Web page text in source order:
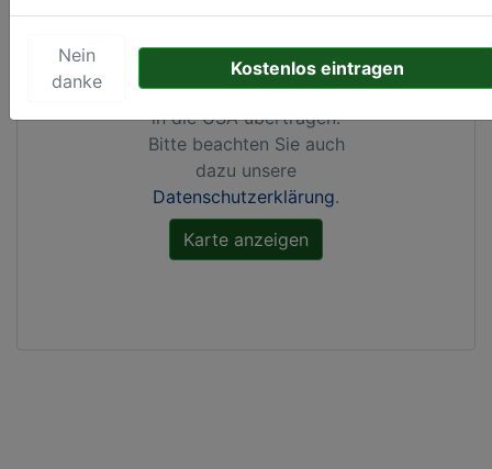
Karte werden von
gesetzt, IhreIP-Adresse
gespeichertund Daten
in die USA übertragen.
Bitte beachten Sie auch
dazu unsere
Datenschutzerklärung.
Nein
danke
Kostenlos eintragen